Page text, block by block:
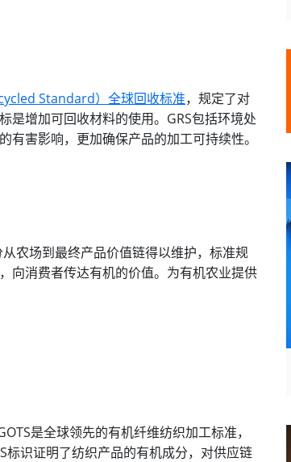
Standard）全球回收标准，规定了对
是增加可回收材料的使用。GRS包括环境处
害影响，更加确保产品的加工可持续性。
农场到最终产品价值链得以维护，标准规
向消费者传达有机的价值。为有机农业提供
是全球领先的有机纤维纺织加工标准，
识证明了纺织产品的有机成分，对供应链